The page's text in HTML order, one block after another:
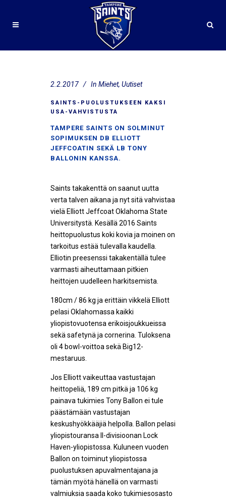
2.2.2017 In Miehet, Uutiset
SAINTS-PUOLUSTUKSEEN KAKSI
USA-VAHVISTUSTA
TAMPERE SAINTS ON SOLMINUT
SOPIMUKSEN DB ELLIOTT
JEFFCOATIN SEKÄ LB TONY
BALLONIN KANSSA.
Saints takakenttä on saanut uutta
verta talven aikana ja nyt sitä vahvistaa
vielä Elliott Jeffcoat Oklahoma State
Universitystä. Kesällä 2016 Saints
heittopuolustus koki kovia ja moinen on
tarkoitus estää tulevalla kaudella.
Elliotin preesenssi takakentällä tulee
varmasti aiheuttamaan pitkien
heittojen uudelleen harkitsemista.
180cm / 86 kg ja erittäin vikkelä Elliott
pelasi Oklahomassa kaikki
yliopistovuotensa erikoisjoukkueissa
sekä safetynä ja cornerina. Tuloksena
oli 4 bowl-voittoa sekä Big12-
mestaruus.
Jos Elliott vaikeuttaa vastustajan
heittopeliä, 189 cm pitkä ja 106 kg
painava tukimies Tony Ballon ei tule
päästämään vastustajan
keskushyökkääjiä helpolla. Ballon pelasi
yliopistouransa II-divisioonan Lock
Haven-yliopistossa. Kuluneen vuoden
Ballon on toiminut yliopistossa
puolustuksen apuvalmentajana ja
tämän myötä hänellä on varmasti
valmiuksia saada koko tukimiesosasto